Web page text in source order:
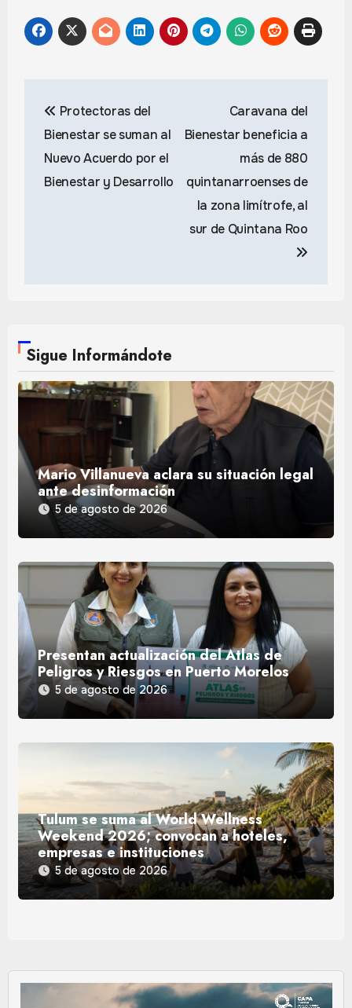
de
entradas
Protectoras del
Bienestar se suman al
Nuevo Acuerdo por el
Bienestar y Desarrollo
Caravana del
Bienestar beneficia a
más de 880
quintanarroenses de
la zona limítrofe, al
sur de Quintana Roo
Sigue Informándote
Mario Villanueva aclara su situación legal
ante desinformación
5 de agosto de 2026
Presentan actualización del Atlas de
Peligros y Riesgos en Puerto Morelos
5 de agosto de 2026
Tulum se suma al World Wellness
Weekend 2026; convocan a hoteles,
empresas e instituciones
5 de agosto de 2026
Reproductor